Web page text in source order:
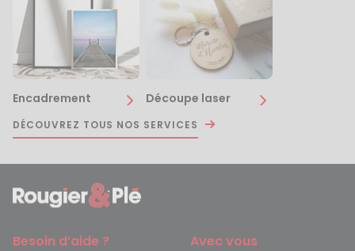
Encadrement Découpe laser
DÉCOUVREZ TOUS NOS SERVICES
Besoin d’aide ? Avec vous